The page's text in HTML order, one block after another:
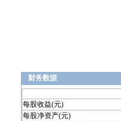
财务数据
每股收益(元)
每股净资产(元)